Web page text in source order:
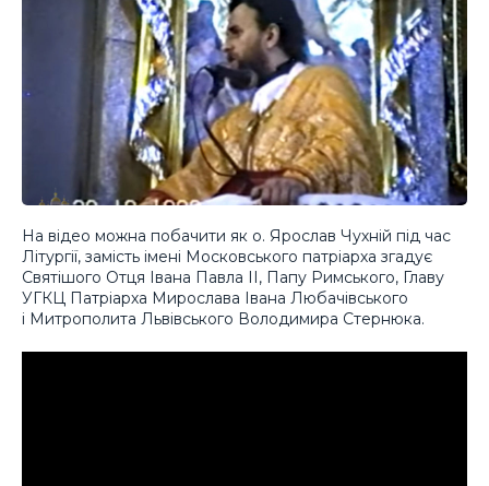
На відео можна побачити як о. Ярослав Чухній під час
Літургії, замість імені Московського патріарха згадує
Святішого Отця Івана Павла ІІ, Папу Римського, Главу
УГКЦ Патріарха Мирослава Івана Любачівського
і Митрополита Львівського Володимира Стернюка.